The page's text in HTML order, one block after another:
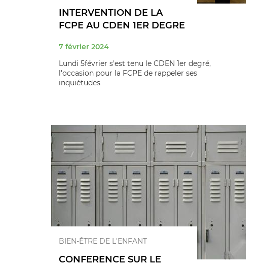
INTERVENTION DE LA
FCPE AU CDEN 1ER DEGRE
7 février 2024
Lundi 5février s'est tenu le CDEN 1er degré,
l'occasion pour la FCPE de rappeler ses
inquiétudes
BIEN-ÊTRE DE L'ENFANT
CONFERENCE SUR LE